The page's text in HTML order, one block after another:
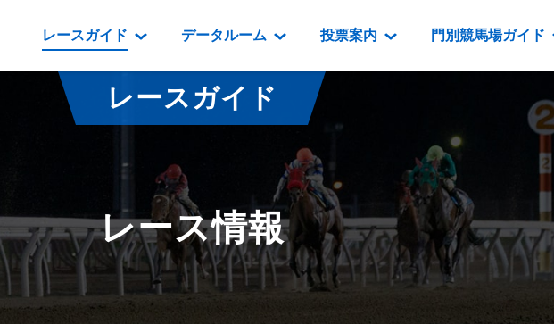
レースガイド
レース情報
払戻金一覧
騎手成績表
馬番成績表
オッズ
番組・級別表ダウンロード
開催カレンダー
重賞競走体系図
スタリオンシリーズ競走
データルーム
データルーム
騎手・調教師紹介
坂路調教映像
遠征馬情報
番組編成要領
映像コンテンツ
重賞競走VTR
重賞競走参考VTR
レースダイジェスト
新馬ダイジェスト
投票案内
電話・インターネット投票
場外発売所
実況・テレホンサービス
発売・払戻
門別競馬場ガイド
門別競馬場情報
門別競馬場グルメ
とねっこジンギスカン
いずみ食堂
ルンビニフードカフェ
勝馬屋
レースガイド
レース情報